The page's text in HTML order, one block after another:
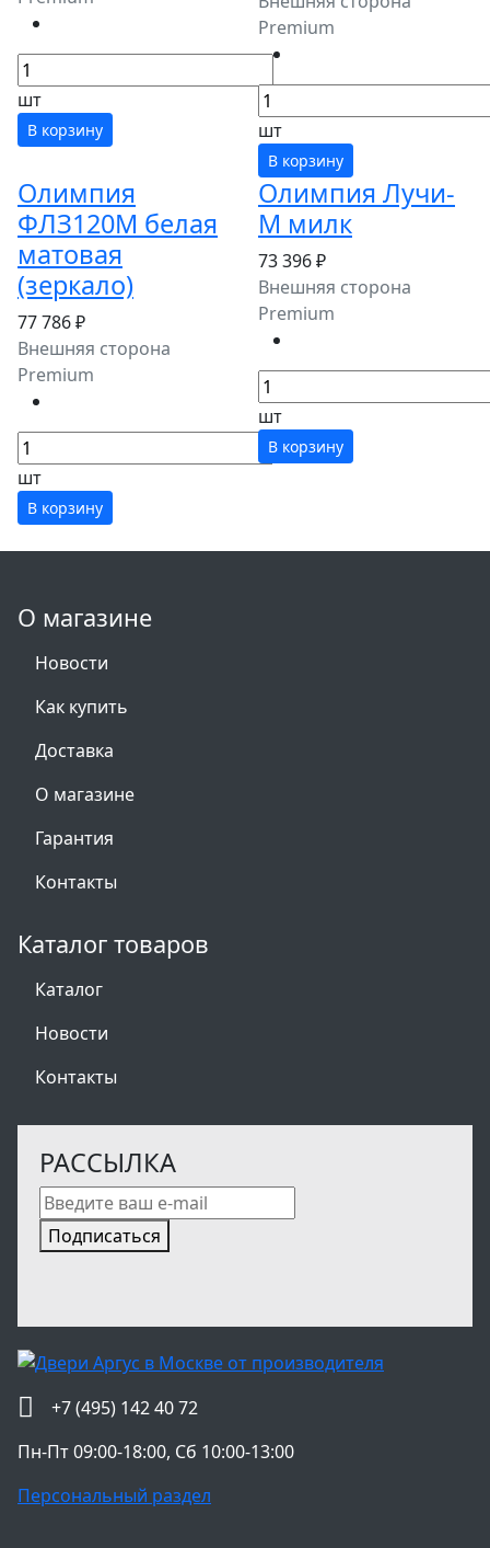
шт
В корзину
Premium
шт
В корзину
Олимпия
ФЛЗ120М белая
матовая
(зеркало)
77 786 ₽
Внешняя сторона
Premium
шт
В корзину
Олимпия Лучи-
М милк
73 396 ₽
Внешняя сторона
Premium
шт
В корзину
О магазине
Новости
Как купить
Доставка
О магазине
Гарантия
Контакты
Каталог товаров
Каталог
Новости
Контакты
РАССЫЛКА
Подписаться
+7 (495) 142 40 72
Пн-Пт 09:00-18:00, Сб 10:00-13:00
Персональный раздел